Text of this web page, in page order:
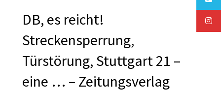
DB, es reicht!
Streckensperrung,
Türstörung, Stuttgart 21 –
eine … – Zeitungsverlag